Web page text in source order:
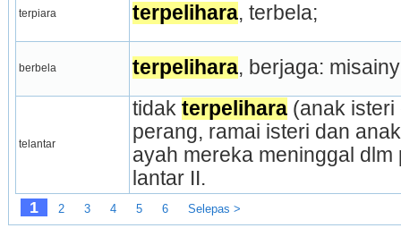
terpiara terpelihara, terbela;
berbela terpelihara, berjaga:
telantar
tidak terpelihara (anak isteri
perang, ramai isteri dan
ayah mereka mening­gal
lantar II.
1 2 3 4 5 6 Selepas >